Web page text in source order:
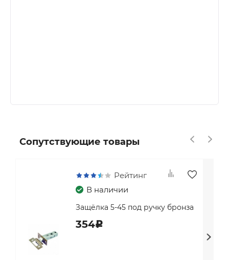
Сопутствующие товары
Рейтинг
В наличии
Защёлка 5-45 под ручку бронза
354c